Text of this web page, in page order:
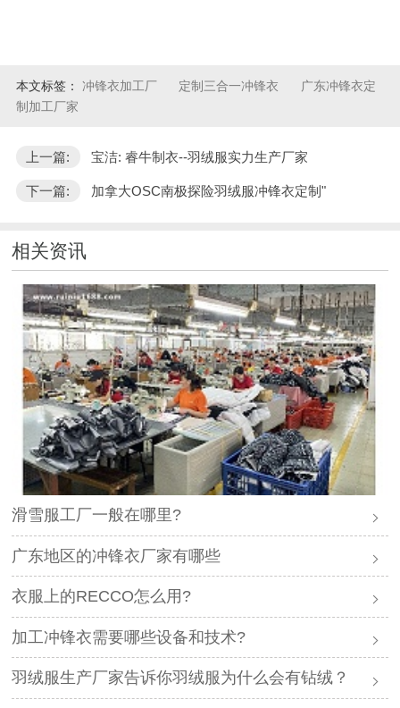
本文标签： 冲锋衣加工厂 定制三合一冲锋衣
广东冲锋衣定
制加工厂家
上一篇: 宝洁: 睿牛制衣--羽绒服实力生产厂家
下一篇: 加拿大OSC南极探险羽绒服冲锋衣定制"
相关资讯
滑雪服工厂一般在哪里?
广东地区的冲锋衣厂家有哪些
衣服上的RECCO怎么用?
加工冲锋衣需要哪些设备和技术?
羽绒服生产厂家告诉你羽绒服为什么会有钻绒？